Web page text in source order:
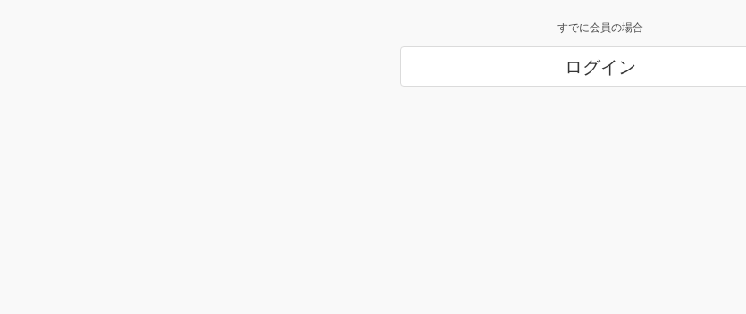
すでに会員の場合
ログイン